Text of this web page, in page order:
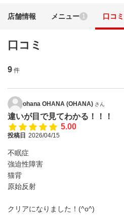
店舗情報 メニュー 1 口コミ
口コミ
9 件
ohana OHANA (OHANA) さん
違いが目で見てわかる！！！
5.00
投稿日 2026/04/15
不眠症
強迫性障害
猫背
原始反射
クリアになりました！(^o^)